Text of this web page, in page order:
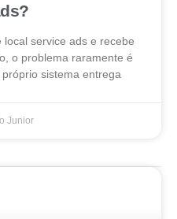
service ads e recebe
o problema raramente é
sistema entrega
Junior